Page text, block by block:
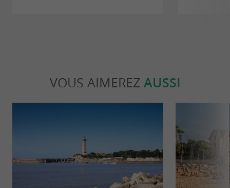
VOUS AIMEREZ AUSSI